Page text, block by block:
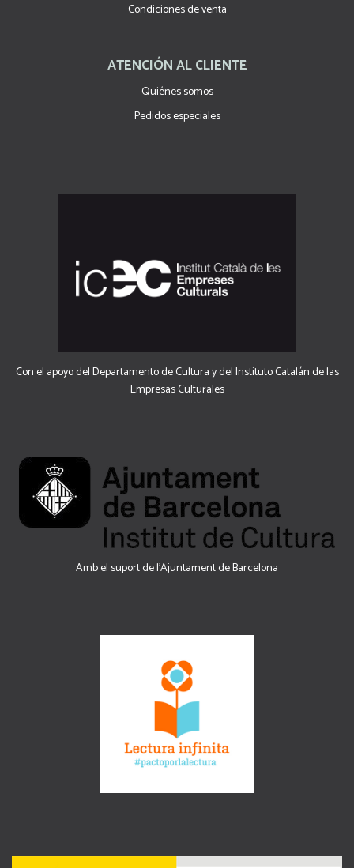
Condiciones de venta
ATENCIÓN AL CLIENTE
Quiénes somos
Pedidos especiales
Con el apoyo del Departamento de Cultura y del Instituto Catalán de las
Empresas Culturales
Amb el suport de l’Ajuntament de Barcelona